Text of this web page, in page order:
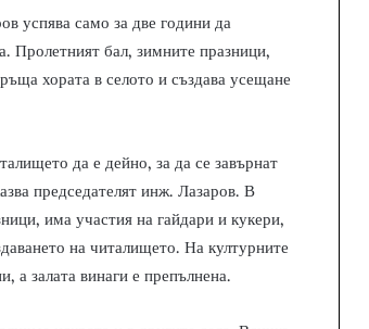
успява само за две години да
Пролетният бал, зимните празници,
хората в селото и създава усещане
да е дейно, за да се завърнат
председателят инж. Лазаров. В
има участия на гайдари и кукери,
на читалището. На културните
а залата винаги е препълнена.